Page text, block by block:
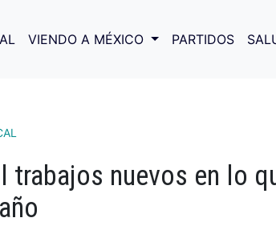
VIENDO A MÉXICO PARTIDOS
trabajos nuevos en lo